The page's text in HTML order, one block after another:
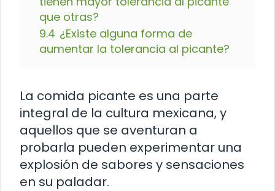
que otras?
9.4 ¿Existe alguna forma de
aumentar la tolerancia al picante?
La comida picante es una parte
integral de la cultura mexicana, y
aquellos que se aventuran a
probarla pueden experimentar una
explosión de sabores y sensaciones
en su paladar.